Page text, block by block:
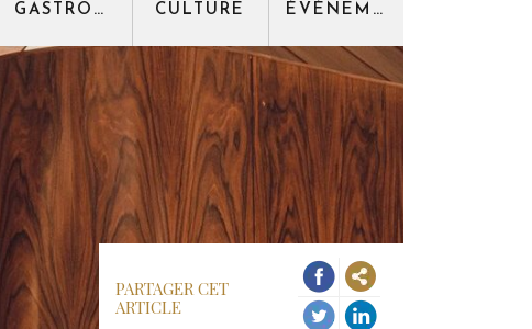
GASTRONOMIE CULTURE ÉVÉNEMENT
PARTAGER CET
ARTICLE